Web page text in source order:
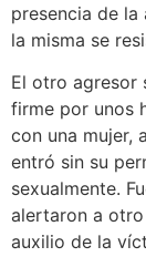
presencia de la
la misma se
El otro agresor
firme por unos
con una mujer,
entró sin su
sexualmente.
alertaron a
auxilio de la